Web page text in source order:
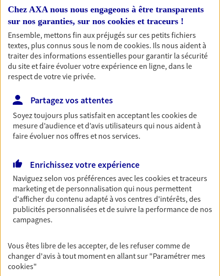
Réalisez vos projets grâce à votre épargne : achat
immobilier, études des enfants ou voyage autour
du monde… Épargnez à votre rythme et
simplement, selon votre profil.
Retraite
Préparez sereinement ce nouveau chapitre de
votre vie avec les conseils d'un expert. Découvrez
notre solution PER (Plan Epargne Retraite)
spécialement conçue pour la retraite.
Couvrez vos dépenses de santé ainsi que celles de
votre famille avec la complémentaire santé qui
vous ressemble.
Prévoyance
Pour un avenir serein, assurez-vous avec notre
d'accident ou de maladie en optant pour les
garanties incapacité temporaire totale de travail,
invalidité ou de décès.
Chez AXA nous nous engageons à être transparents
sur nos garanties, sur nos cookies et traceurs !
Ensemble, mettons fin aux préjugés sur ces petits fichiers
textes, plus connus sous le nom decookies. Ils nous aident à
traiter des informations essentielles pour garantir la sécurité
du site et faire évoluer votre expérience en ligne, dans le
respect de votre vie privée.
Partagez vos attentes
Soyez toujours plus satisfait en acceptant lescookiesde
mesure d’audience et d’avis utilisateurs qui nous aident à
faire évoluer nos offres et nos services.
Enrichissez votre expérience
Naviguez selon vos préférences avec lescookies et traceurs
marketing et de personnalisation qui nous permettent
d'afficher du contenu adapté à vos centres d'intérêts, des
publicités personnalisées et de suivre la performance de nos
campagnes.
Vous êtes libre de les accepter, de les refuser comme de
changer d'avis à tout moment en allant sur "Paramétrer mes
cookies"